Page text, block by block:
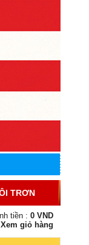
TRƠN
tiền : 0 VND
Xem giỏ hàng